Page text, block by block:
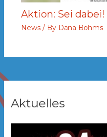
Aktion: Sei dabei!
News/ By Dana Bohms
Aktuelles